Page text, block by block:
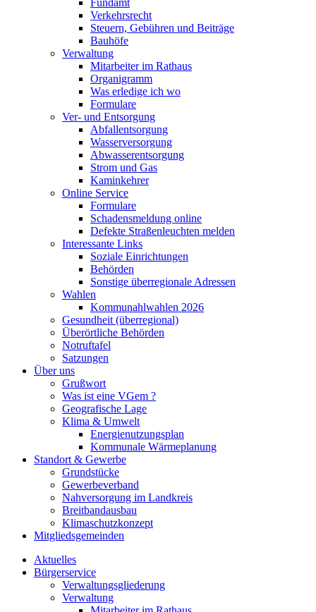
Fundamt
Verkehrsrecht
Steuern, Gebühren und Beiträge
Bauhöfe
Verwaltung
Mitarbeiter im Rathaus
Organigramm
Was erledige ich wo
Formulare
Ver- und Entsorgung
Abfallentsorgung
Wasserversorgung
Abwasserentsorgung
Strom und Gas
Kaminkehrer
Online Service
Formulare
Schadensmeldung online
Defekte Straßenleuchten melden
Interessante Links
Soziale Einrichtungen
Behörden
Sonstige überregionale Adressen
Wahlen
Kommunahlwahlen 2026
Gesundheit (überregional)
Überörtliche Behörden
Notruftafel
Satzungen
Über uns
Grußwort
Was ist eine VGem ?
Geografische Lage
Klima & Umwelt
Energienutzungsplan
Kommunale Wärmeplanung
Standort & Gewerbe
Grundstücke
Gewerbeverband
Nahversorgung im Landkreis
Breitbandausbau
Klimaschutzkonzept
Mitgliedsgemeinden
Aktuelles
Bürgerservice
Verwaltungsgliederung
Verwaltung